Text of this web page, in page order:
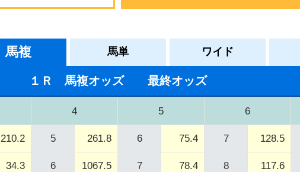
馬複 馬単 ワイド
１Ｒ 馬複オッズ 最終オッズ
4 5 6
210.2 5 261.8 6 75.4 7 128.5
34.3 6 1067.5 7 78.4 8 117.6